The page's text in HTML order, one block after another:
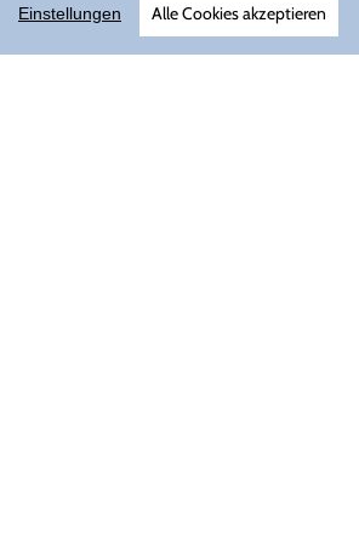
Einstellungen Alle Cookies akzeptieren